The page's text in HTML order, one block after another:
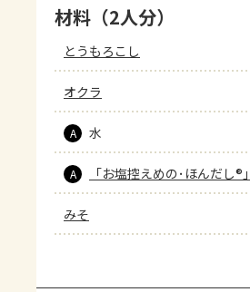
材料（2人分）
とうもろこし
オクラ
A 水
A 「お塩控えめの･ほんだし®」
みそ